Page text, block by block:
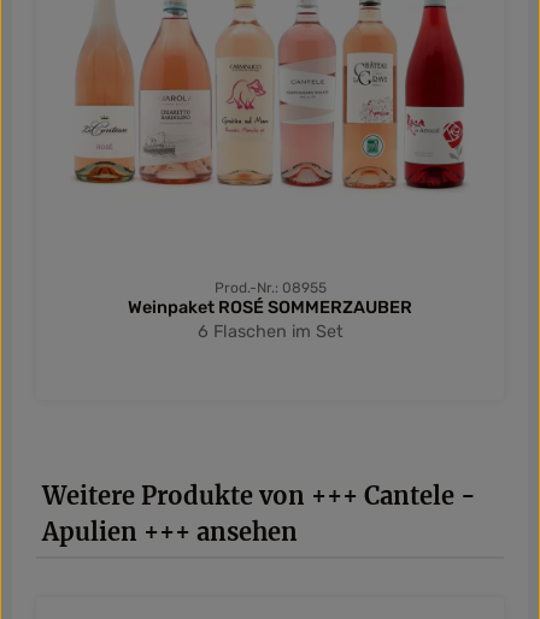
Prod.-Nr.: 08955
Weinpaket ROSÉ SOMMERZAUBER
6 Flaschen im Set
Produktgalerie überspringen
Weitere Produkte von +++ Cantele -
Apulien +++ ansehen